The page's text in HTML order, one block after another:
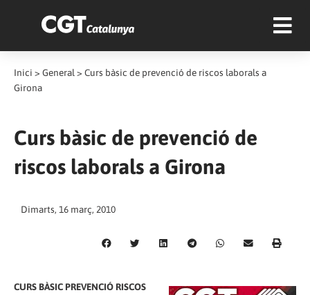
Inici > General > Curs bàsic de prevenció de riscos laborals a
Girona
Curs bàsic de prevenció de
riscos laborals a Girona
Dimarts, 16 març, 2010
CURS BÀSIC PREVENCIÓ RISCOS